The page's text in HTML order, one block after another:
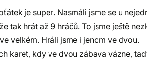
je super. Nasmáli jsme se u
tak hrát až 9 hráčů. To jsme ještě
velkém. Hráli jsme i jenom ve dvou.
karet, kdy ve dvou zábava vázne,